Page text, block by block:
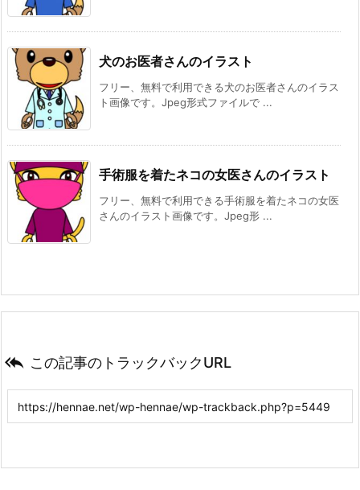
犬のお医者さんのイラスト
フリー、無料で利用できる犬のお医者さんのイラス
ト画像です。Jpeg形式ファイルで ...
手術服を着たネコの女医さんのイラスト
フリー、無料で利用できる手術服を着たネコの女医
さんのイラスト画像です。Jpeg形 ...
 この記事のトラックバックURL